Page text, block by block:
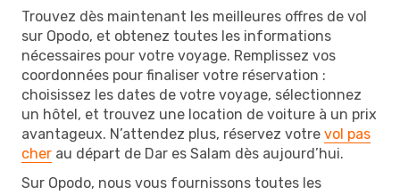
Trouvez dès maintenant les meilleures offres de vol
sur Opodo, et obtenez toutes les informations
nécessaires pour votre voyage. Remplissez vos
coordonnées pour finaliser votre réservation :
choisissez les dates de votre voyage, sélectionnez
un hôtel, et trouvez une location de voiture à un prix
avantageux. N’attendez plus, réservez votre vol pas
cher au départ de Dar es Salam dès aujourd’hui.
Sur Opodo, nous vous fournissons toutes les